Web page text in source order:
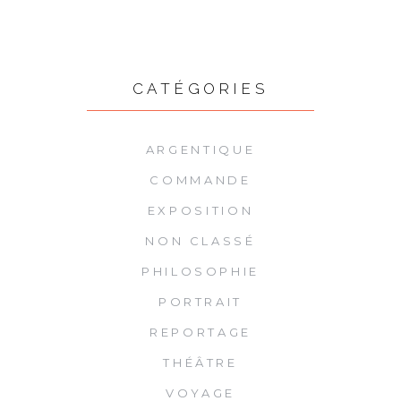
CATÉGORIES
ARGENTIQUE
COMMANDE
EXPOSITION
NON CLASSÉ
PHILOSOPHIE
PORTRAIT
REPORTAGE
THÉÂTRE
VOYAGE